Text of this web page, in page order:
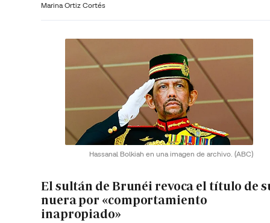
Marina Ortiz Cortés
Hassanal Bolkiah en una imagen de archivo. (ABC)
El sultán de Brunéi revoca el título de
nuera por «comportamiento
inapropiado»